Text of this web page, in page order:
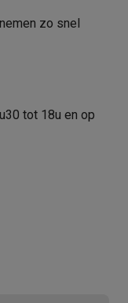
zo snel
tot 18u en op